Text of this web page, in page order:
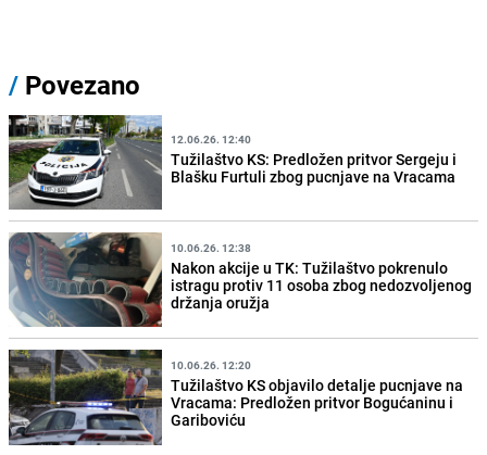
/ Povezano
12.06.26. 12:40
Tužilaštvo KS: Predložen pritvor Sergeju i
Blašku Furtuli zbog pucnjave na Vracama
10.06.26. 12:38
Nakon akcije u TK: Tužilaštvo pokrenulo
istragu protiv 11 osoba zbog nedozvoljenog
držanja oružja
10.06.26. 12:20
Tužilaštvo KS objavilo detalje pucnjave na
Vracama: Predložen pritvor Bogućaninu i
Gariboviću